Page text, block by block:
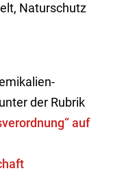
Naturschutz
der Rubrik
auf